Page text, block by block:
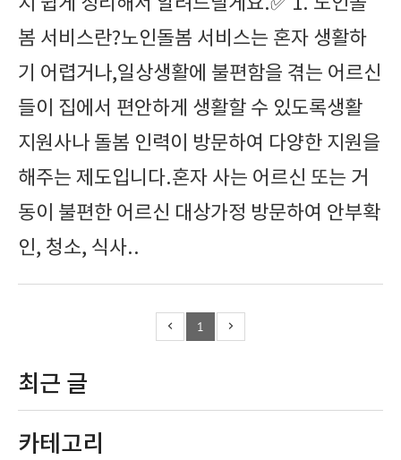
봄 서비스란?노인돌봄 서비스는 혼자 생활하
기 어렵거나,일상생활에 불편함을 겪는 어르신
들이 집에서 편안하게 생활할 수 있도록생활
지원사나 돌봄 인력이 방문하여 다양한 지원을
해주는 제도입니다.혼자 사는 어르신 또는 거
동이 불편한 어르신 대상가정 방문하여 안부확
인, 청소, 식사..
1
최근 글
카테고리